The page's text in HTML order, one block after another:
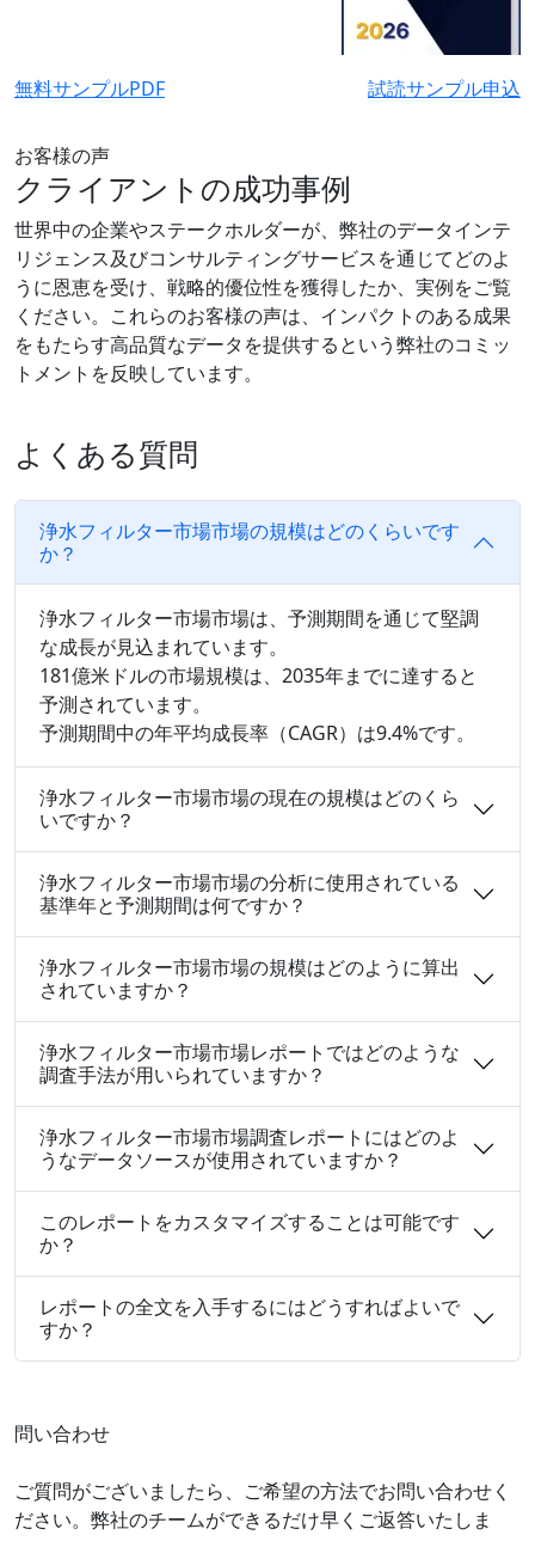
無料サンプルPDF 試読サンプル申込
お客様の声
クライアントの成功事例
世界中の企業やステークホルダーが、弊社のデータインテ
リジェンス及びコンサルティングサービスを通じてどのよ
うに恩恵を受け、戦略的優位性を獲得したか、実例をご覧
ください。これらのお客様の声は、インパクトのある成果
をもたらす高品質なデータを提供するという弊社のコミッ
トメントを反映しています。
よくある質問
浄水フィルター市場市場の規模はどのくらいです
か？
浄水フィルター市場市場は、予測期間を通じて堅調
な成長が見込まれています。
181億米ドルの市場規模は、2035年までに達すると
予測されています。
予測期間中の年平均成長率（CAGR）は9.4%です。
浄水フィルター市場市場の現在の規模はどのくら
いですか？
浄水フィルター市場市場の分析に使用されている
基準年と予測期間は何ですか？
浄水フィルター市場市場の規模はどのように算出
されていますか？
浄水フィルター市場市場レポートではどのような
調査手法が用いられていますか？
浄水フィルター市場市場調査レポートにはどのよ
うなデータソースが使用されていますか？
このレポートをカスタマイズすることは可能です
か？
レポートの全文を入手するにはどうすればよいで
すか？
問い合わせ
ご質問がございましたら、ご希望の方法でお問い合わせく
ださい。弊社のチームができるだけ早くご返答いたしま